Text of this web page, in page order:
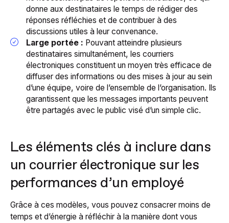
donne aux destinataires le temps de rédiger des
réponses réfléchies et de contribuer à des
discussions utiles à leur convenance.
Large portée : Pouvant atteindre plusieurs
destinataires simultanément, les courriers
électroniques constituent un moyen très efficace de
diffuser des informations ou des mises à jour au sein
d’une équipe, voire de l’ensemble de l’organisation. Ils
garantissent que les messages importants peuvent
être partagés avec le public visé d’un simple clic.
Les éléments clés à inclure dans
un courrier électronique sur les
performances d’un employé
Grâce à ces modèles, vous pouvez consacrer moins de
temps et d’énergie à réfléchir à la manière dont vous